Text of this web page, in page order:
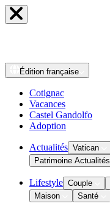
Édition française
Cotignac
Vacances
Castel Gandolfo
Adoption
Actualités Vatican
Patrimoine Actualités
Lifestyle Couple
Maison
Santé